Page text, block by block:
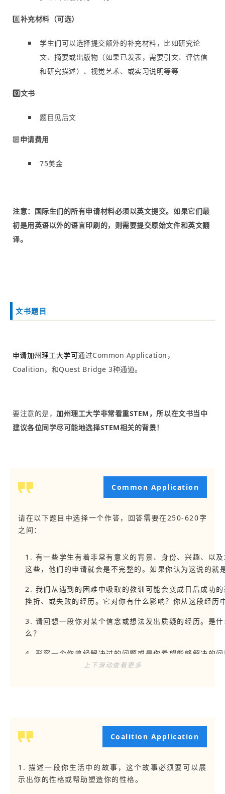
8️⃣补充材料（可选）
学生们可以选择提交额外的补充材料，比如研究论
文、摘要或出版物（如果已发表，需要引文、评估信
和研究描述）、视觉艺术、或实习说明等等
9️⃣文书
题目见后文
🔟申请费用
75美金
注意：国际生们的所有申请材料必须以英文提交。如果它们最
初是用英语以外的语言印刷的，则需要提交原始文件和英文翻
译。
文书题目
申请加州理工大学可通过Common Application，
Coalition，和Quest Bridge 3种通道。
要注意的是，加州理工大学非常看重STEM，所以在文书当中
建议各位同学尽可能地选择STEM相关的背景！
Common Application
请在以下题目中选择一个作答，回答需要在250-620字
之间：
1. 有一些学生有着非常有意义的背景、身份、兴趣、以
这些，他们的申请就会是不完整的。如果你认为这说的就
2. 我们从遇到的困难中吸取的教训可能会变成日后成功
挫折、或失败的经历。它对你有什么影响？你从这段经历
3. 请回想一段你对某个信念或想法发出质疑的经历。是
么？
4. 形容一个你曾经解决过的问题或是你希望能够解决的
可以是研究类的问题、又或是道德困境。解释这个问题
此吸引你？当你想学到更多知识时你会向什么或找谁请教
7. 请分享一篇关于你自行选择的任何主题的文章。它可
回答任何其他题目的一篇文章，也可以是回答了你自己所
上下滑动查看更多
Coalition Application
1. 描述一段你生活中的故事，这个故事必须要可以展
示出你的性格或帮助塑造你的性格。